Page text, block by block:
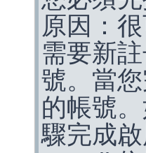
原因：
需要新
號。當
的帳號
驟完成